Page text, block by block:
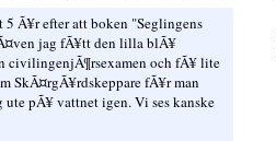
5 Ã¥r efter att boken "Seglingens
jag fÃ¥tt den lilla blÃ¥
civilingenjÃ¶rsexamen och fÃ¥ lite
SkÃ¤rgÃ¥rdskeppare fÃ¥r man
pÃ¥ vattnet igen. Vi ses kanske